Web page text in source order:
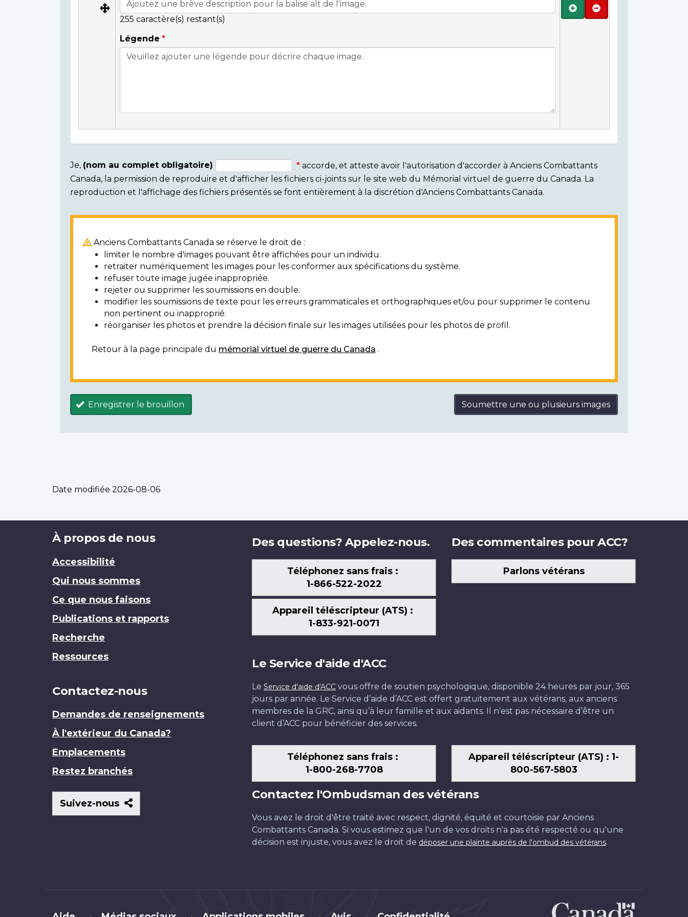
255 caractère(s) restant(s)
Légende
AjouterRetirer
Consent
section
Je, (nom au complet obligatoire)
accorde, et atteste avoir l'autorisation d'accorder à Anciens Combattants
Canada, la permission de reproduire et d'afficher les fichiers ci-joints sur le site web du Mémorial virtuel de guerre du Canada. La
reproduction et l'affichage des fichiers présentés se font entièrement à la discrétion d'Anciens Combattants Canada.
Anciens Combattants Canada se réserve le droit de :
limiter le nombre d'images pouvant être affichées pour un individu.
retraiter numériquement les images pour les conformer aux spécifications du système.
refuser toute image jugée inappropriée.
rejeter ou supprimer les soumissions en double.
modifier les soumissions de texte pour les erreurs grammaticales et orthographiques et/ou pour supprimer le contenu
non pertinent ou inapproprié.
réorganiser les photos et prendre la décision finale sur les images utilisées pour les photos de profil.
Retour à la page principale du mémorial virtuel de guerre du Canada .
Enregistrer le brouillon Soumettre une ou plusieurs images
Date modifiée 2026-08-06
Brand
À propos de nous
Accessibilité
Qui nous sommes
Ce que nous faisons
Publications et rapports
Recherche
Ressources
Contactez-nous
Demandes de renseignements
À l'extérieur du Canada?
Emplacements
Restez branchés
Suivez-nous
Suivez-
nous
Des questions? Appelez-nous.
Téléphonez sans frais :
1-866-522-2022
Appareil téléscripteur (ATS) :
1-833-921-0071
Des commentaires pour ACC?
Parlons vétérans
Le Service d'aide d'ACC
Le Service d'aide d'ACC vous offre de soutien psychologique, disponible 24 heures par jour, 365
jours par année. Le Service d’aide d’ACC est offert gratuitement aux vétérans, aux anciens
membres de la GRC, ainsi qu’à leur famille et aux aidants. Il n’est pas nécessaire d’être un
client d’ACC pour bénéficier des services.
Téléphonez sans frais :
1-800-268-7708
Appareil téléscripteur (ATS) : 1-
800-567-5803
Contactez l'Ombudsman des vétérans
Vous avez le droit d'être traité avec respect, dignité, équité et courtoisie par Anciens
Combattants Canada. Si vous estimez que l'un de vos droits n'a pas été respecté ou qu'une
décision est injuste, vous avez le droit de déposer une plainte auprès de l'ombud des vétérans.
Brand